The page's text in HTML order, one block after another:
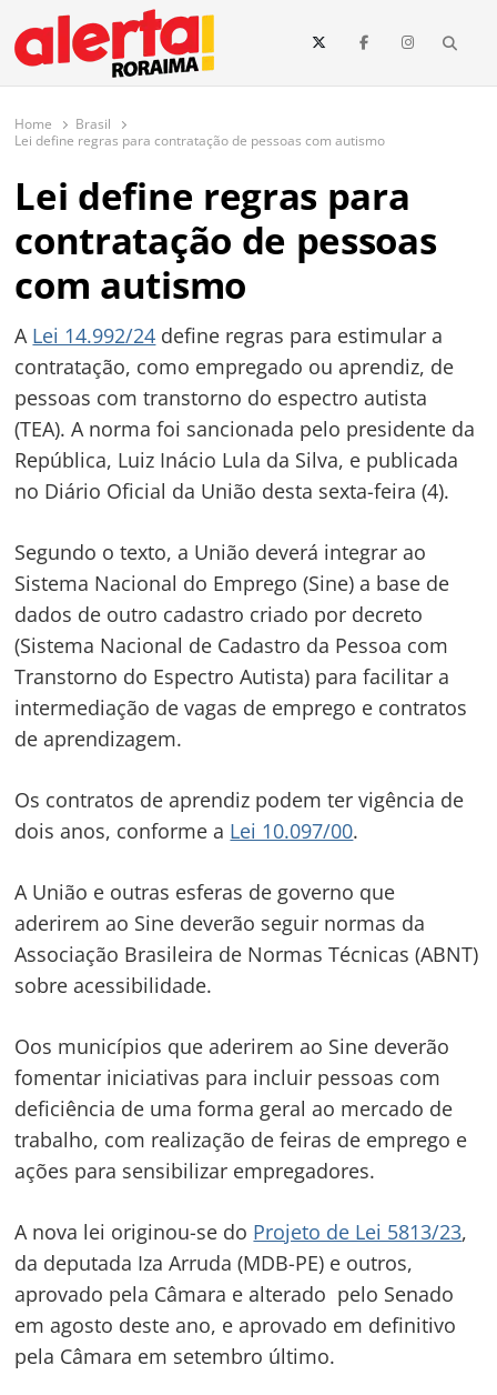
conteúdo
O maior portal de notícias de Roraima
O Alerta Roraima é seu portal de notícias completo sobre política,
e todo o estado de Roraima. Fique sempre informado com
atualizações em tempo real!
Home
Brasil
Lei define regras para contratação de pessoas com autismo
Lei define regras para
contratação de pessoas
com autismo
A Lei 14.992/24 define regras para estimular a
contratação, como empregado ou aprendiz, de
pessoas com transtorno do espectro autista
(TEA). A norma foi sancionada pelo presidente da
República, Luiz Inácio Lula da Silva, e publicada
no Diário Oficial da União desta sexta-feira (4).
Segundo o texto, a União deverá integrar ao
Sistema Nacional do Emprego (Sine) a base de
dados de outro cadastro criado por decreto
(Sistema Nacional de Cadastro da Pessoa com
Transtorno do Espectro Autista) para facilitar a
intermediação de vagas de emprego e contratos
de aprendizagem.
Os contratos de aprendiz podem ter vigência de
dois anos, conforme a Lei 10.097/00.
A União e outras esferas de governo que
aderirem ao Sine deverão seguir normas da
Associação Brasileira de Normas Técnicas (ABNT)
sobre acessibilidade.
Oos municípios que aderirem ao Sine deverão
fomentar iniciativas para incluir pessoas com
deficiência de uma forma geral ao mercado de
trabalho, com realização de feiras de emprego e
ações para sensibilizar empregadores.
A nova lei originou-se do Projeto de Lei 5813/23,
da deputada Iza Arruda (MDB-PE) e outros,
aprovado pela Câmara e alterado pelo Senado
em agosto deste ano, e aprovado em definitivo
pela Câmara em setembro último.